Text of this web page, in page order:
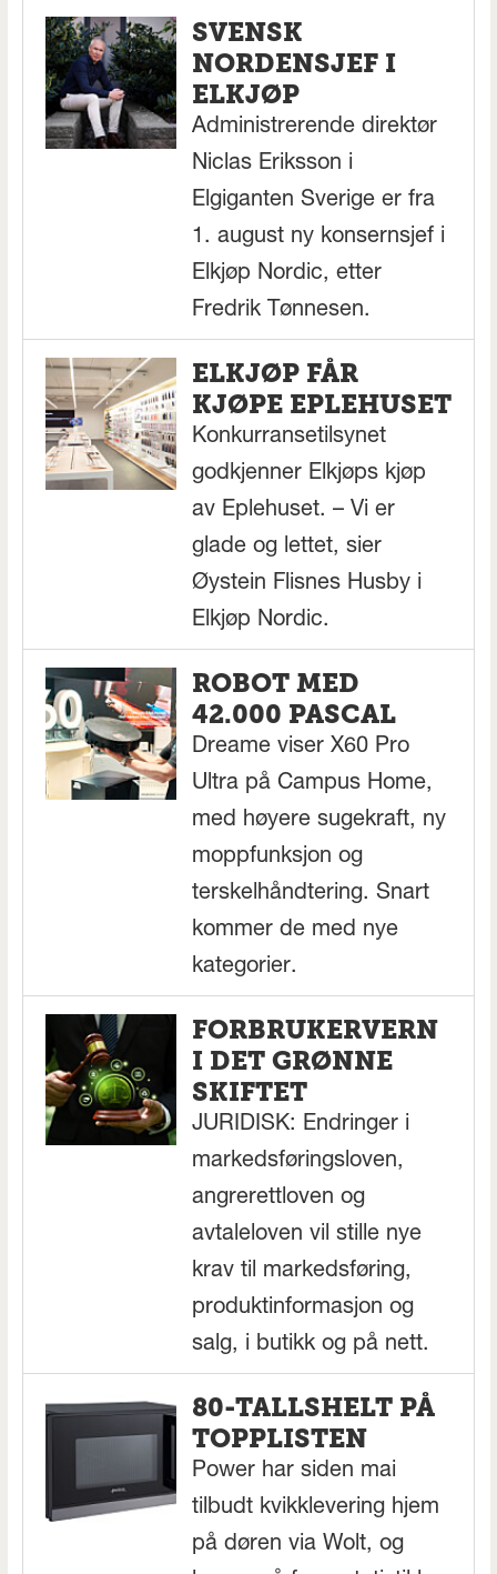
SVENSK
NORDENSJEF I
ELKJØP
Administrerende direktør
Niclas Eriksson i
Elgiganten Sverige er fra
1. august ny konsernsjef i
Elkjøp Nordic, etter
Fredrik Tønnesen.
ELKJØP FÅR
KJØPE EPLEHUSET
Konkurransetilsynet
godkjenner Elkjøps kjøp
av Eplehuset. – Vi er
glade og lettet, sier
Øystein Flisnes Husby i
Elkjøp Nordic.
ROBOT MED
42.000 PASCAL
Dreame viser X60 Pro
Ultra på Campus Home,
med høyere sugekraft, ny
moppfunksjon og
terskelhåndtering. Snart
kommer de med nye
kategorier.
FORBRUKERVERN
I DET GRØNNE
SKIFTET
JURIDISK: Endringer i
markedsføringsloven,
angrerettloven og
avtaleloven vil stille nye
krav til markedsføring,
produktinformasjon og
salg, i butikk og på nett.
80-TALLSHELT PÅ
TOPPLISTEN
Power har siden mai
tilbudt kvikklevering hjem
på døren via Wolt, og